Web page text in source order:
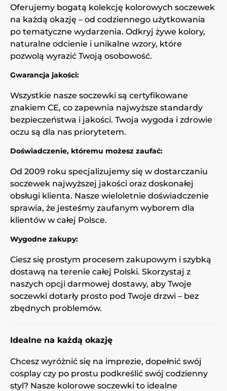
Oferujemy bogatą kolekcję kolorowych soczewek
na każdą okazję – od codziennego użytkowania
po tematyczne wydarzenia. Odkryj żywe kolory,
naturalne odcienie i unikalne wzory, które
pozwolą wyrazić Twoją osobowość.
Gwarancja jakości:
Wszystkie nasze soczewki są certyfikowane
znakiem CE, co zapewnia najwyższe standardy
bezpieczeństwa i jakości. Twoja wygoda i zdrowie
oczu są dla nas priorytetem.
Doświadczenie, któremu możesz zaufać:
Od 2009 roku specjalizujemy się w dostarczaniu
soczewek najwyższej jakości oraz doskonałej
obsługi klienta. Nasze wieloletnie doświadczenie
sprawia, że jesteśmy zaufanym wyborem dla
klientów w całej Polsce.
Wygodne zakupy:
Ciesz się prostym procesem zakupowym i szybką
dostawą na terenie całej Polski. Skorzystaj z
naszych opcji darmowej dostawy, aby Twoje
soczewki dotarły prosto pod Twoje drzwi – bez
zbędnych problemów.
Idealne na każdą okazję
Chcesz wyróżnić się na imprezie, dopełnić swój
cosplay czy po prostu podkreślić swój codzienny
styl? Nasze kolorowe soczewki to idealne